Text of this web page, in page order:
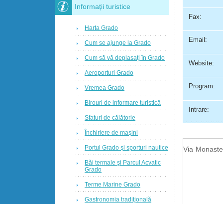
Fax:
Email:
Website:
Program:
Intrare:
Via
Informații turistice
Harta Grado
Cum se ajunge la Grado
Cum să vă deplasaţi în Grado
Aeroporturi Grado
Vremea Grado
Birouri de informare turistică
Sfaturi de călătorie
Închiriere de maşini
Portul Grado şi sporturi nautice
Băi termale şi Parcul Acvatic
Grado
Terme Marine Grado
Gastronomia tradiţională